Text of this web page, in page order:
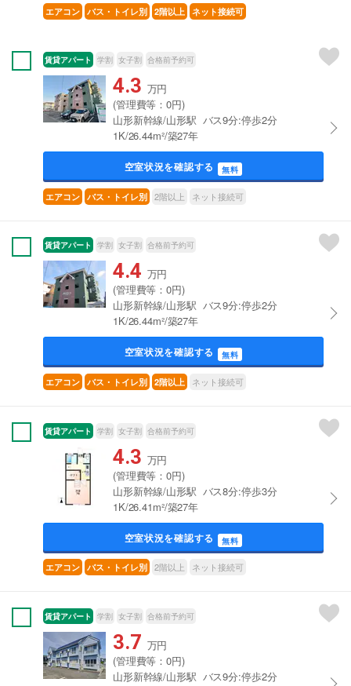
エアコン バス・トイレ別 2階以上 ネット接続可
賃貸アパート 学割 女子割 合格前予約可
4.3 万円
(管理費等：0円)
山形新幹線/山形駅 バス9分:停歩2分
1K/26.44m²/築27年
空室状況を確認する 無料
エアコン バス・トイレ別 2階以上 ネット接続可
賃貸アパート 学割 女子割 合格前予約可
4.4 万円
(管理費等：0円)
山形新幹線/山形駅 バス9分:停歩2分
1K/26.44m²/築27年
空室状況を確認する 無料
エアコン バス・トイレ別 2階以上 ネット接続可
賃貸アパート 学割 女子割 合格前予約可
4.3 万円
(管理費等：0円)
山形新幹線/山形駅 バス8分:停歩3分
1K/26.41m²/築27年
空室状況を確認する 無料
エアコン バス・トイレ別 2階以上 ネット接続可
賃貸アパート 学割 女子割 合格前予約可
3.7 万円
(管理費等：0円)
山形新幹線/山形駅 バス9分:停歩2分